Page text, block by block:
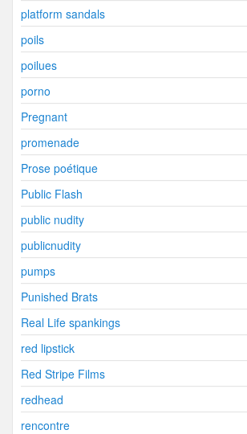
platform sandals
poils
poilues
porno
Pregnant
promenade
Prose poétique
Public Flash
public nudity
publicnudity
pumps
Punished Brats
Real Life spankings
red lipstick
Red Stripe Films
redhead
rencontre